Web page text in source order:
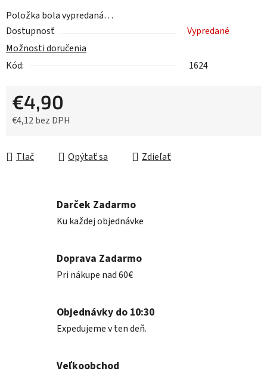
Položka bola vypredaná…
Dostupnosť
Vypredané
Možnosti doručenia
Kód:
1624
€4,90
€4,12 bez DPH
Tlač
Opýtať sa Zdieľať
Darček Zadarmo
Ku každej objednávke
Doprava Zadarmo
Pri nákupe nad 60€
Objednávky do 10:30
Expedujeme v ten deň.
Veľkoobchod